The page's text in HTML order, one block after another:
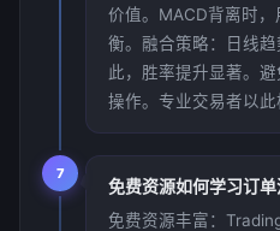
价值。MACD背离时
衡。融合策略：日线
此，胜率提升显著。
操作。专业交易者以此
7
免费资源如何学习订单
免费资源丰富：